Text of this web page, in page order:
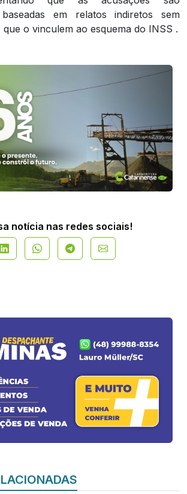
em relatos indiretos sem
que o vinculem ao esquema do INSS .
notícia nas redes sociais!